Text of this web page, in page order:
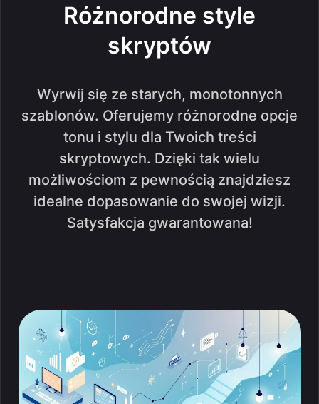
Różnorodne style
skryptów
Wyrwij się ze starych, monotonnych
szablonów. Oferujemy różnorodne opcje
tonu i stylu dla Twoich treści
skryptowych. Dzięki tak wielu
możliwościom z pewnością znajdziesz
idealne dopasowanie do swojej wizji.
Satysfakcja gwarantowana!